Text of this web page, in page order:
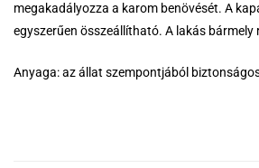
megakadályozza a karom benövését. A
egyszerűen összeállítható. A lakás bármely
Anyaga: az állat szempontjából